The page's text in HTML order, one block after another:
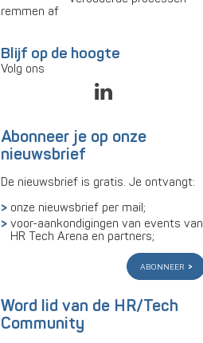
remmen af
Blijf op de hoogte
Volg ons
Abonneer je op onze
nieuwsbrief
De nieuwsbrief is gratis. Je ontvangt:
onze nieuwsbrief per mail;
voor-aankondigingen van events van
HR Tech Arena en partners;
abonneer
Word lid van de HR/Tech
Community